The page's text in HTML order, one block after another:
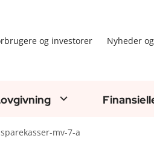
og investorer Nyheder
mv-7-a